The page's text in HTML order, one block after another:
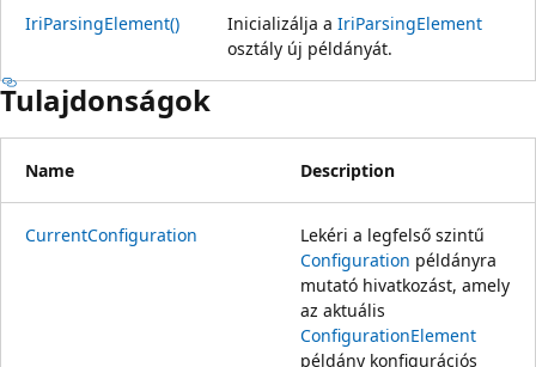
IriParsingElement() Inicializálja a IriParsingElement
osztály új példányát.
Tulajdonságok
Name Description
CurrentConfiguration
Lekéri a legfelső szintű
Configuration példányra
mutató hivatkozást, amely
az aktuális
ConfigurationElement
példány konfigurációs